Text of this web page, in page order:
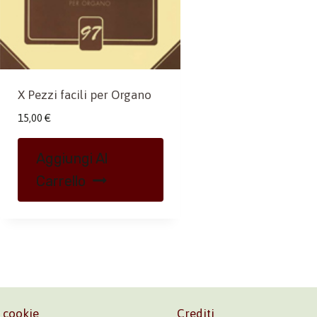
X Pezzi facili per Organo
15,00 €
Aggiungi Al
Carrello
cookie Crediti